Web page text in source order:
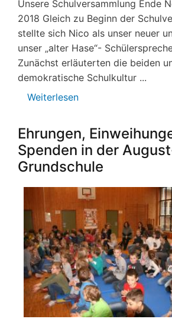
Unsere Schulversammlung Ende
2018 Gleich zu Beginn der
stellte sich Nico als unser neuer
unser „alter Hase“-
Zunächst erläuterten die beiden
demokratische Schulkultur ...
Weiterlesen
Ehrungen,
Spenden in der
Grundschule